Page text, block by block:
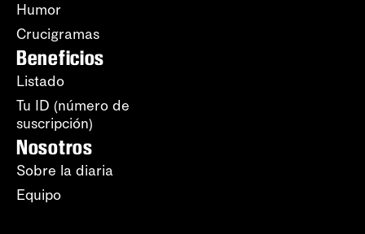
Humor
Crucigramas
Beneficios
Listado
Tu ID (número de
suscripción)
Nosotros
Sobre la diaria
Equipo